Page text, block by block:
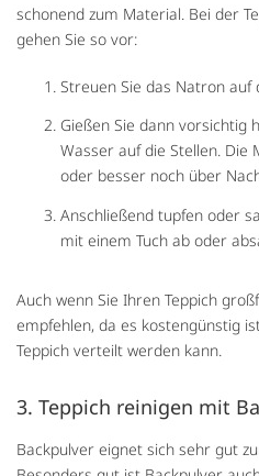
schonend zum Material. Bei der
gehen Sie so vor:
Streuen Sie das Natron auf
Gießen Sie dann vorsichtig
Wasser auf die Stellen. Die
oder besser noch über
Anschließend tupfen oder
mit einem Tuch ab oder
Auch wenn Sie Ihren Teppich
empfehlen, da es kostengünstig
Teppich verteilt werden kann.
3. Teppich reinigen mit
Backpulver eignet sich sehr gut